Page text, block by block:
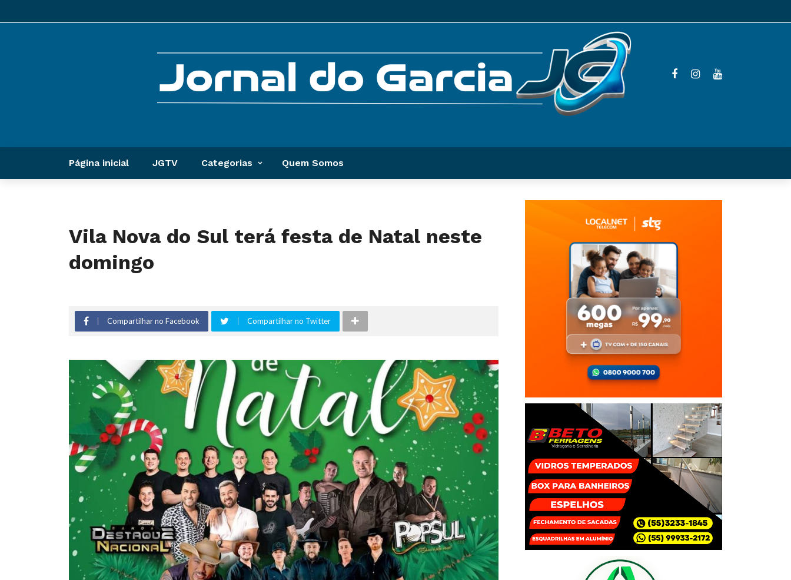
Página inicial JGTV Categorias Quem Somos
Vila Nova do Sul terá festa de Natal neste
domingo
Compartilhar no Facebook Compartilhar no Twitter